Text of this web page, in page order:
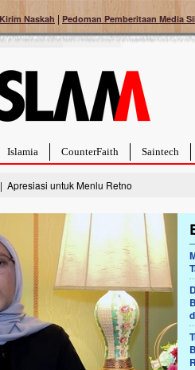
Kirim Naskah | Pedoman Pemberitaan Media
Islamia CounterFaith Saintech
| Apresiasi untuk Menlu Retno
Balita Hebat Sembuh Dari
Pembuluh Darah
Salsabila dipenuhi dengan
yang sangat berat. Meskipun baru
bulan, bayi yang imut ini harus
penyakit yang dahsyat, yaitu tumor
darah berukuran...